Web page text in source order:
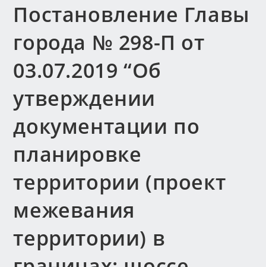
Постановление Главы
города № 298-П от
03.07.2019 “Об
утверждении
документации по
планировке
территории (проект
межевания
территории) в